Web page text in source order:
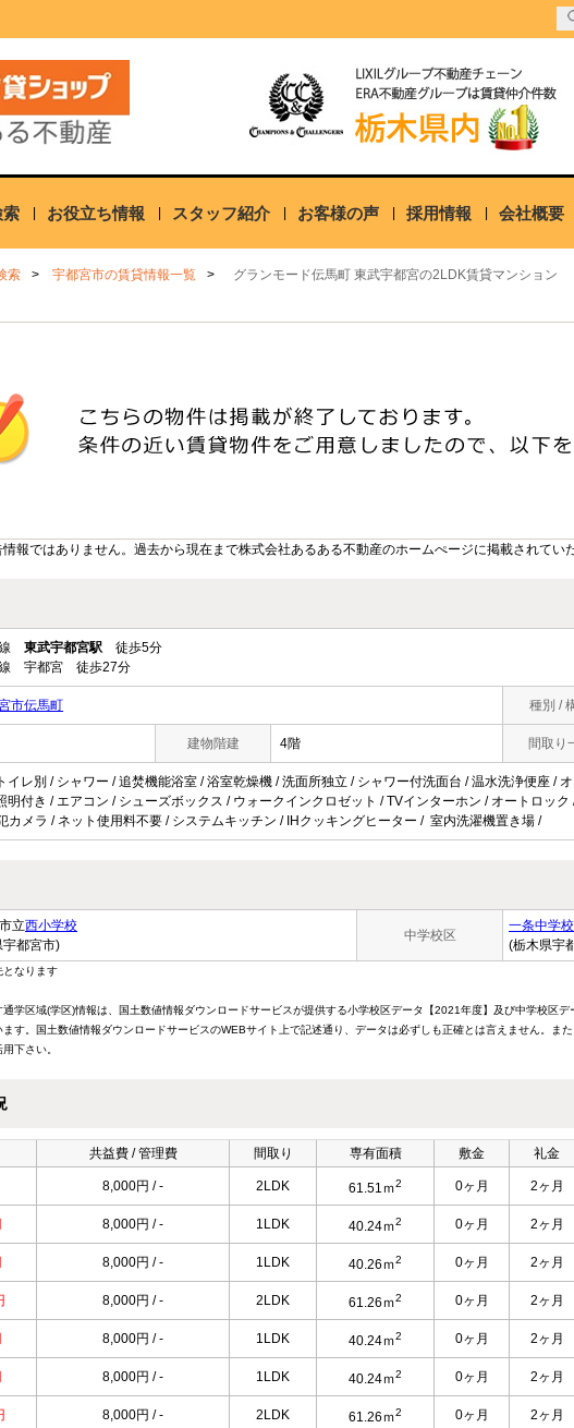
索 お役立ち情報 スタッフ紹介 お客様の声 採用情報 会社概要
索 宇都宮市の賃貸情報一覧 グランモード伝馬町 東武宇都宮の2LDK賃貸マンション
報ではありません。過去から現在まで株式会社あるある不動産のホームぺージに掲載されてい
線 東武宇都宮駅 徒歩5分
線 宇都宮 徒歩27分
市伝馬町 種別 /
建物階建 4階 間取り
イレ別 / シャワー / 追焚機能浴室 / 浴室乾燥機 / 洗面所独立 / シャワー付洗面台 / 温水洗浄便座 /
明付き / エアコン / シューズボックス / ウォークインクロゼット / TVインターホン / オートロッ
カメラ / ネット使用料不要 / システムキッチン / IHクッキングヒーター / 室内洗濯機置き場 /
立西小学校
宇都宮市)
中学校区
一条中学校
(栃木県宇
なります
学区域(学区)情報は、国土数値情報ダウンロードサービスが提供する小学校区データ【2021年度】及び中学校区
す。国土数値情報ダウンロードサービスのWEBサイト上で記述通り、データは必ずしも正確とは言えません。ま
下さい。
共益費 / 管理費 間取り 専有面積 敷金 礼金
8,000円 / - 2LDK 61.51ｍ2 0ヶ月 2ヶ月
8,000円 / - 1LDK 40.24ｍ2 0ヶ月 2ヶ月
8,000円 / - 1LDK 40.26ｍ2 0ヶ月 2ヶ月
8,000円 / - 2LDK 61.26ｍ2 0ヶ月 2ヶ月
8,000円 / - 1LDK 40.24ｍ2 0ヶ月 2ヶ月
8,000円 / - 1LDK 40.24ｍ2 0ヶ月 2ヶ月
8,000円 / - 2LDK 61.26ｍ2 0ヶ月 2ヶ月